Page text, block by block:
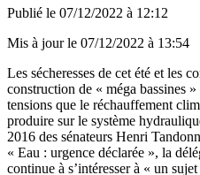
Publié le 07/12/2022 à 12:12
Mis à jour le 07/12/2022 à 13:54
Les sécheresses de cet été et les
construction de « méga bassines »
tensions que le réchauffement
produire sur le système
2016 des sénateurs Henri
« Eau : urgence déclarée », la
continue à s’intéresser à « un